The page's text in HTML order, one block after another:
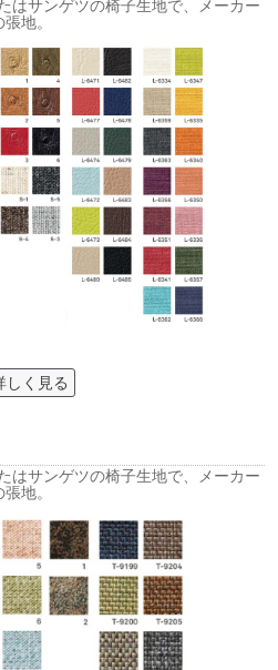
はサンゲツの椅子生地で、メーカー
地。
しく見る
はサンゲツの椅子生地で、メーカー
地。